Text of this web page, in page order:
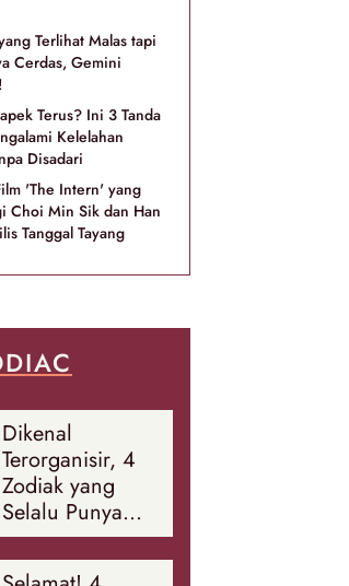
Terlihat Malas tapi
Cerdas, Gemini
Terus? Ini 3 Tanda
Kelelahan
Disadari
'The Intern' yang
Choi Min Sik dan Han
Tanggal Tayang
Dikenal
Terorganisir, 4
Zodiak yang
Selalu Punya
Rencana
Cadangan Soal